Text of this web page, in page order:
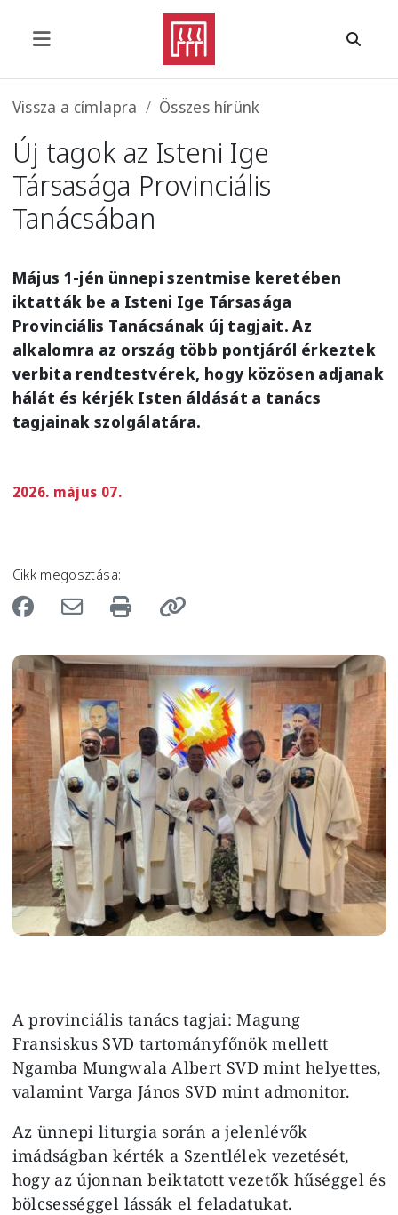
Morzsa
Vissza a címlapra Összes hírünk
Új tagok az Isteni Ige
Társasága Provinciális
Tanácsában
Május 1-jén ünnepi szentmise keretében
iktatták be a Isteni Ige Társasága
Provinciális Tanácsának új tagjait. Az
alkalomra az ország több pontjáról érkeztek
verbita rendtestvérek, hogy közösen adjanak
hálát és kérjék Isten áldását a tanács
tagjainak szolgálatára.
2026. május 07.
Cikk megosztása:
Image
A provinciális tanács tagjai: Magung
Fransiskus SVD tartományfőnök mellett
Ngamba Mungwala Albert SVD mint helyettes,
valamint Varga János SVD mint admonitor.
Az ünnepi liturgia során a jelenlévők
imádságban kérték a Szentlélek vezetését,
hogy az újonnan beiktatott vezetők hűséggel és
bölcsességgel lássák el feladatukat.